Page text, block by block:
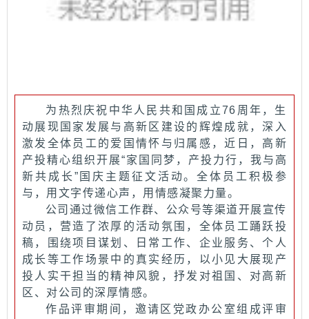
为热烈庆祝中华人民共和国成立76周年，生
动展现国家发展与高新区建设的辉煌成就，深入
激发全体员工的爱国情怀与归属感，近日，高新
产投精心组织开展“家国同梦，产投力行，我与高
新共成长”国庆主题征文活动。全体员工积极参
与，用文字传递心声，用情感凝聚力量。
公司通过微信工作群、公众号等渠道开展宣传
动员，营造了浓厚的活动氛围，全体员工踊跃投
稿，围绕项目谋划、日常工作、企业服务、个人
成长等工作场景中的真实经历，以小见大展现产
投人实干担当的精神风貌，抒发对祖国、对高新
区、对公司的深厚情感。
作品评审期间，邀请区党政办公室组成评审